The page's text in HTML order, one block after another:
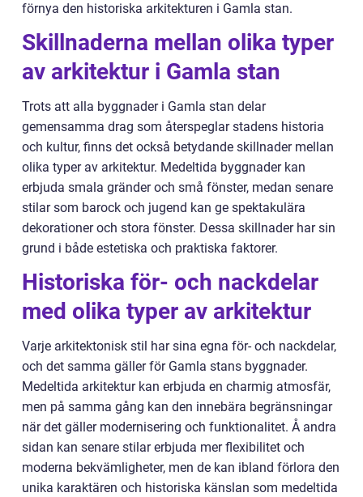
förnya den historiska arkitekturen i Gamla stan.
Skillnaderna mellan olika typer
av arkitektur i Gamla stan
Trots att alla byggnader i Gamla stan delar
gemensamma drag som återspeglar stadens historia
och kultur, finns det också betydande skillnader mellan
olika typer av arkitektur. Medeltida byggnader kan
erbjuda smala gränder och små fönster, medan senare
stilar som barock och jugend kan ge spektakulära
dekorationer och stora fönster. Dessa skillnader har sin
grund i både estetiska och praktiska faktorer.
Historiska för- och nackdelar
med olika typer av arkitektur
Varje arkitektonisk stil har sina egna för- och nackdelar,
och det samma gäller för Gamla stans byggnader.
Medeltida arkitektur kan erbjuda en charmig atmosfär,
men på samma gång kan den innebära begränsningar
när det gäller modernisering och funktionalitet. Å andra
sidan kan senare stilar erbjuda mer flexibilitet och
moderna bekvämligheter, men de kan ibland förlora den
unika karaktären och historiska känslan som medeltida